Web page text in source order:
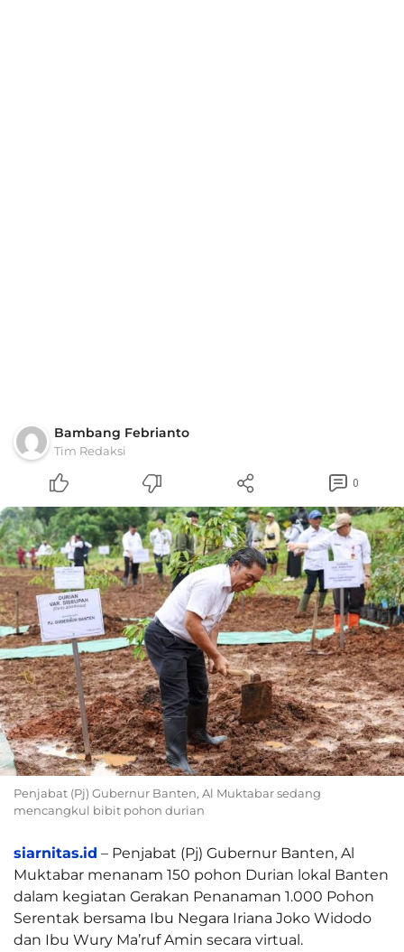
Bambang Febrianto
Tim Redaksi
0
Penjabat (Pj) Gubernur Banten, Al Muktabar sedang
mencangkul bibit pohon durian
siarnitas.id – Penjabat (Pj) Gubernur Banten, Al
Muktabar menanam 150 pohon Durian lokal Banten
dalam kegiatan Gerakan Penanaman 1.000 Pohon
Serentak bersama Ibu Negara Iriana Joko Widodo
dan Ibu Wury Ma’ruf Amin secara virtual.